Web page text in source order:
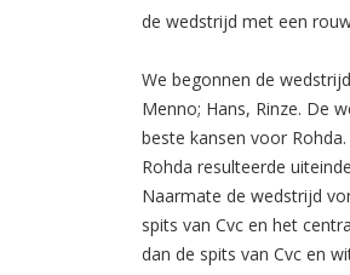
de wedstrijd met een
We begonnen de
Menno; Hans, Rinze. De
beste kansen voor
Rohda resulteerde
Naarmate de wedstrijd
spits van Cvc en het
dan de spits van Cvc en